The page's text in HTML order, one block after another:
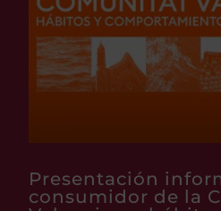
Presentación
consumidor de la